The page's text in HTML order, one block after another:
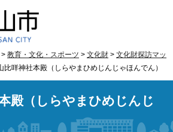
> 教育・文化・スポーツ > 文化財 > 文化財探訪マッ
比咩神社本殿（しらやまひめじんじゃほんでん）
殿（しらやまひめじんじ